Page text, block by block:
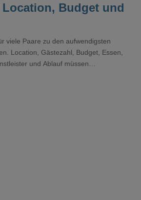
Budget und
viele Paare zu den aufwendigsten
Location, Gästezahl, Budget, Essen,
und Ablauf müssen
der Tag gut organisiert ist und trotzdem